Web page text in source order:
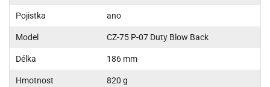
Pojistka ano
Model CZ-75 P-07 Duty Blow Back
Délka 186 mm
Hmotnost 820 g